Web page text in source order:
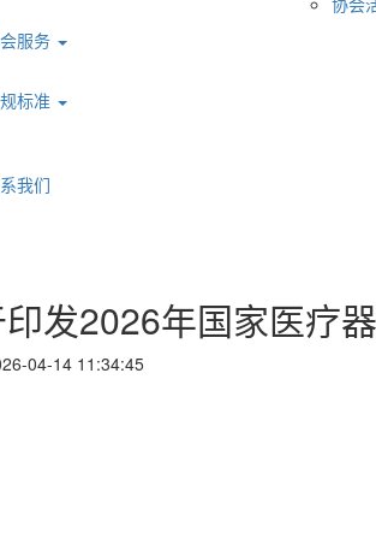
服务
标准
我们
发2026年国家医疗
04-14 11:34:45